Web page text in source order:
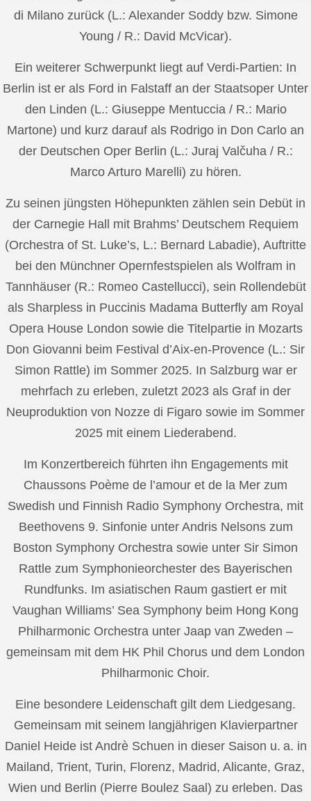
di Milano zurück (L.: Alexander Soddy bzw. Simone
Young / R.: David McVicar).
Ein weiterer Schwerpunkt liegt auf Verdi-Partien: In
Berlin ist er als Ford in Falstaff an der Staatsoper Unter
den Linden (L.: Giuseppe Mentuccia / R.: Mario
Martone) und kurz darauf als Rodrigo in Don Carlo an
der Deutschen Oper Berlin (L.: Juraj Valčuha / R.:
Marco Arturo Marelli) zu hören.
Zu seinen jüngsten Höhepunkten zählen sein Debüt in
der Carnegie Hall mit Brahms’ Deutschem Requiem
(Orchestra of St. Luke’s, L.: Bernard Labadie), Auftritte
bei den Münchner Opernfestspielen als Wolfram in
Tannhäuser (R.: Romeo Castellucci), sein Rollendebüt
als Sharpless in Puccinis Madama Butterfly am Royal
Opera House London sowie die Titelpartie in Mozarts
Don Giovanni beim Festival d’Aix-en-Provence (L.: Sir
Simon Rattle) im Sommer 2025. In Salzburg war er
mehrfach zu erleben, zuletzt 2023 als Graf in der
Neuproduktion von Nozze di Figaro sowie im Sommer
2025 mit einem Liederabend.
Im Konzertbereich führten ihn Engagements mit
Chaussons Poème de l’amour et de la Mer zum
Swedish und Finnish Radio Symphony Orchestra, mit
Beethovens 9. Sinfonie unter Andris Nelsons zum
Boston Symphony Orchestra sowie unter Sir Simon
Rattle zum Symphonieorchester des Bayerischen
Rundfunks. Im asiatischen Raum gastiert er mit
Vaughan Williams’ Sea Symphony beim Hong Kong
Philharmonic Orchestra unter Jaap van Zweden –
gemeinsam mit dem HK Phil Chorus und dem London
Philharmonic Choir.
Eine besondere Leidenschaft gilt dem Liedgesang.
Gemeinsam mit seinem langjährigen Klavierpartner
Daniel Heide ist Andrè Schuen in dieser Saison u. a. in
Mailand, Trient, Turin, Florenz, Madrid, Alicante, Graz,
Wien und Berlin (Pierre Boulez Saal) zu erleben. Das